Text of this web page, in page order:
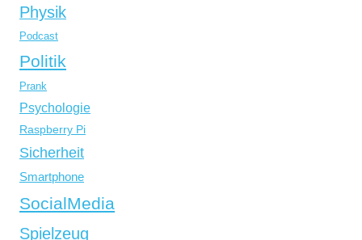
Physik
Podcast
Politik
Prank
Psychologie
Raspberry Pi
Sicherheit
Smartphone
SocialMedia
Spielzeug